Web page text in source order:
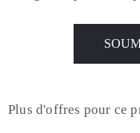
Plus d'offres pour ce